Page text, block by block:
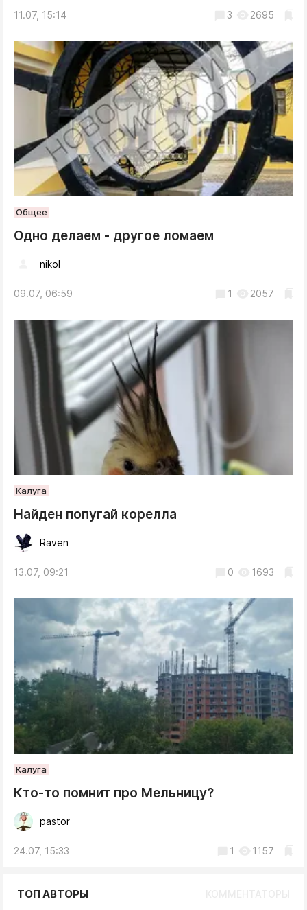
11.07, 15:14 3 2695
Общее
Одно делаем - другое ломаем
nikol
09.07, 06:59 1 2057
Калуга
Найден попугай корелла
Raven
13.07, 09:21 0 1693
Калуга
Кто-то помнит про Мельницу?
pastor
24.07, 15:33 1 1157
ТОП АВТОРЫ